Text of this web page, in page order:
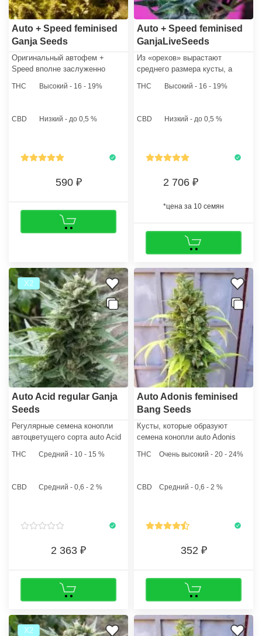
Auto + Speed feminised
Ganja Seeds
​Оригинальный автофем +
Speed вполне заслуженно
коноплеводов разного уровня
стадии от проклюнувшегося
стабильной урожайностью.
THC Высокий - 16 - 19%
CBD Низкий - до 0,5 %
590
Auto + Speed feminised
GanjaLiveSeeds
Из «орехов» вырастают
среднего размера кусты, а
идеально подходит для грова в
дополнительный досвет
THC Высокий - 16 - 19%
CBD Низкий - до 0,5 %
2 706
*цена за 10 семян
Х2
Auto Acid regular Ganja
Seeds
Регулярные семена конопли
автоцветущего сорта auto Acid
изобилием положительных
THC Средний - 10 - 15 %
CBD Средний - 0,6 - 2 %
2 363
Auto Adonis feminised
Bang Seeds
Кусты, которые образуют
семена конопли auto Adonis
вегетативного роста в
грове в закрытом помещении
высотой до 60 сантиметров.
THC Очень высокий - 20 - 24%
CBD Средний - 0,6 - 2 %
352
Х2